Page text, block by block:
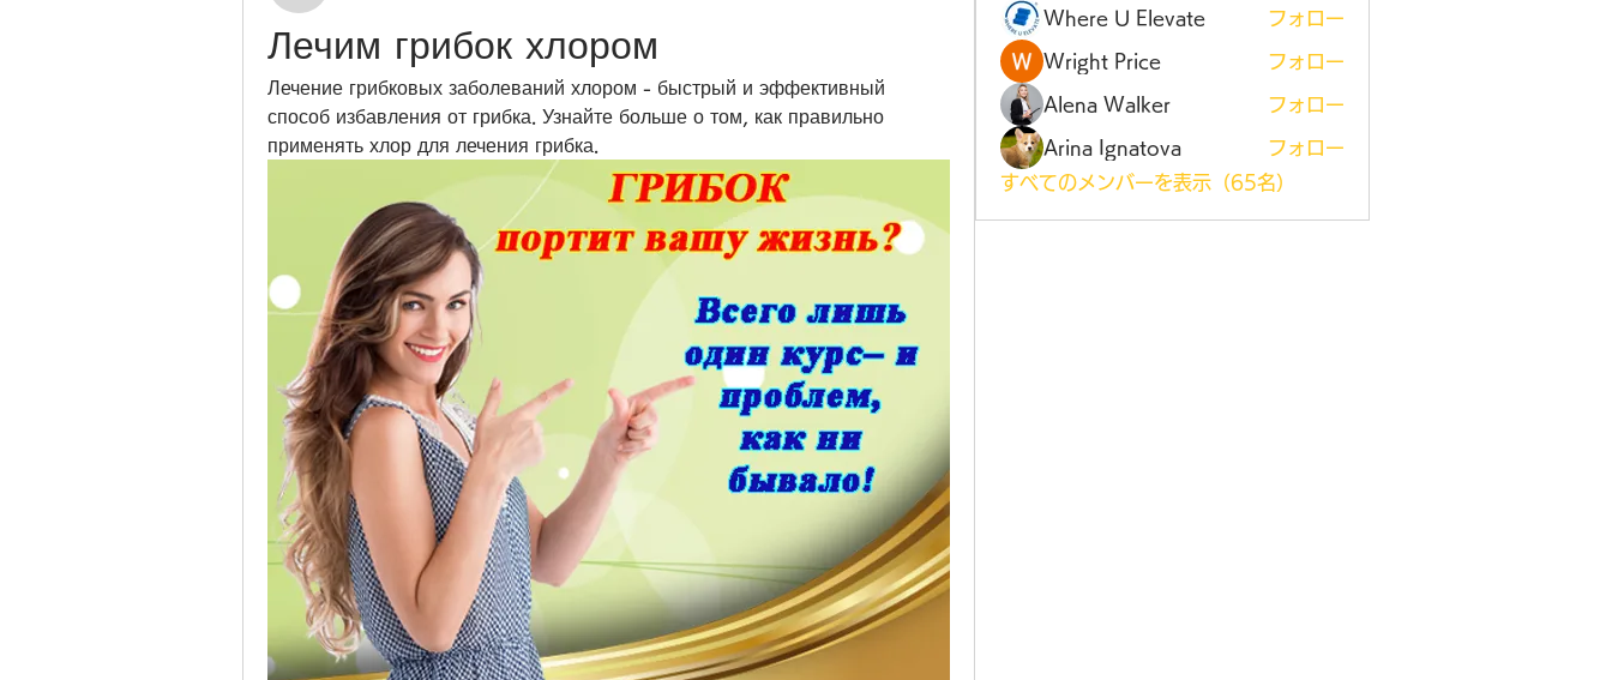
Лечим грибок хлором
Лечение грибковых заболеваний хлором - быстрый и эффективный
способ избавления от грибка. Узнайте больше о том, как правильно
применять хлор для лечения грибка.
Where U Elevate フォロー
Wright Price フォロー
Alena Walker フォロー
Arina Ignatova
フォロー
すべてのメンバーを表示（65名）